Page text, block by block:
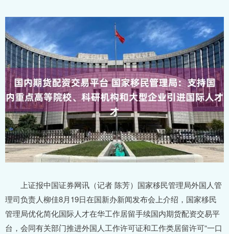
上证报中国证券网讯（记者 陈芳）国家移民管理局外国人管
理司负责人柳佳8月19日在国新办新闻发布会上介绍，国家移民
管理局优化简化国际人才在华工作居留手续国内期货配资交易平
台，会同有关部门推进外国人工作许可证和工作类居留许可“一口